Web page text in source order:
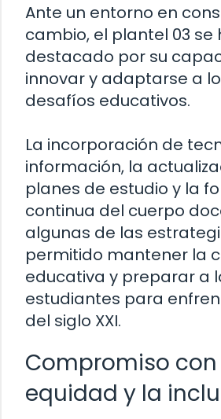
Ante un entorno en
cambio, el plantel 03 se
destacado por su
innovar y adaptarse a
desafíos educativos.
La incorporación de
información, la
planes de estudio y la
continua del cuerpo
algunas de las
permitido mantener la
educativa y preparar a
estudiantes para
del siglo XXI.
Compromiso
equidad y la